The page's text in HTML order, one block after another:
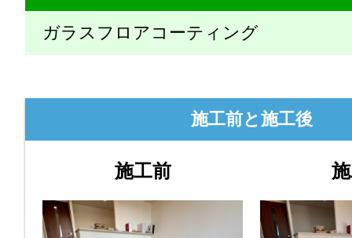
ガラスフロアコーティング
施工前と施工後
施工前